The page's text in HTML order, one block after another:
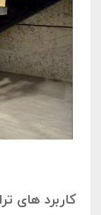
کاربرد های